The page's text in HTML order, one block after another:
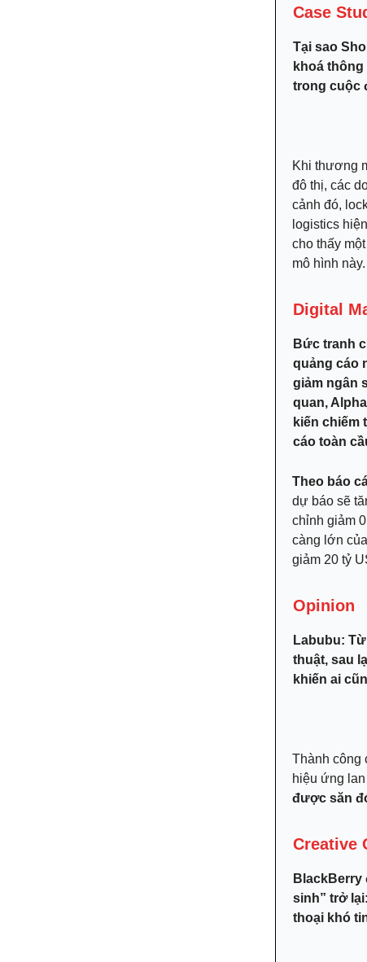
Case
Tại sao
khoá thông
trong cuộc
Khi thương
đô thị, các
cảnh đó,
logistics
cho thấy
mô hình này.
Digital
Bức tranh
quảng cáo
giảm ngân
quan,
kiến chiếm
cáo toàn
Theo báo
dự báo sẽ
chỉnh giảm
càng lớn
giảm 20 tỷ
Opinion
Labubu:
thuật, sau
khiến ai
Thành công
hiệu ứng
được săn
Creative
BlackBerry
sinh” trở
thoại khó